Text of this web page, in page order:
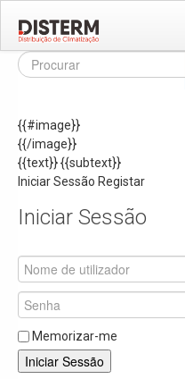
Home
Áreas de Negócio
Missão e Valores
As Nossas Marcas
Recrutamento
Produtos
Solar
Termoacumuladores e
Ar Condicionado
{{#image}}
{{/image}}
{{text}}{{subtext}}
Iniciar Sessão Registar
Iniciar Sessão
Memorizar-me
Iniciar Sessão